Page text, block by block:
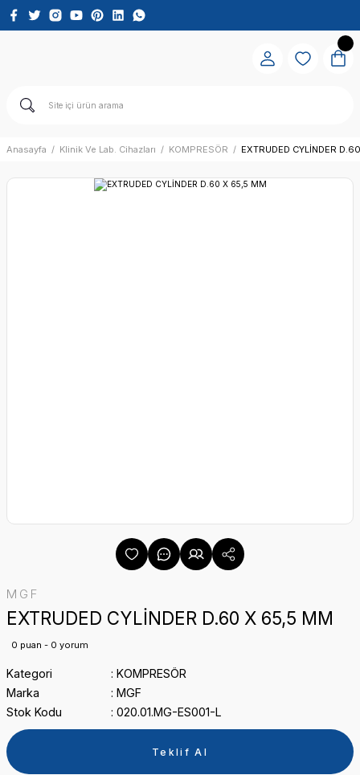
Anasayfa Klinik Ve Lab. Cihazları KOMPRESÖR EXTRUDED CYLİNDER
MGF
EXTRUDED CYLİNDER D.60 X 65,5 MM
0 puan - 0 yorum
Kategori
KOMPRESÖR
Marka
MGF
Stok Kodu
020.01.MG-ES001-L
Teklif Al